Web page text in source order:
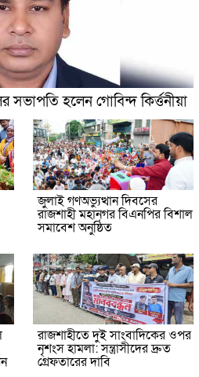
সভাপতি হলেন গোবিন্দ কির্ত্তনীয়া
জুলাই গণঅভ্যুত্থান দিবসের
রাজশাহী মহানগর বিএনপির বিশাল
সমাবেশ অনুষ্ঠিত
রাজশাহীতে দুই সাংবাদিকের ওপর
নৃশংস হামলা: সন্ত্রাসীদের দ্রুত
গ্রেফতারের দাবি